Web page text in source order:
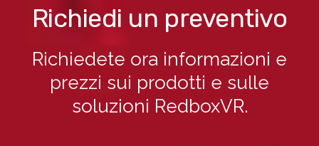
Richiedi un preventivo
Richiedete ora informazioni e
prezzi sui prodotti e sulle
soluzioni RedboxVR.